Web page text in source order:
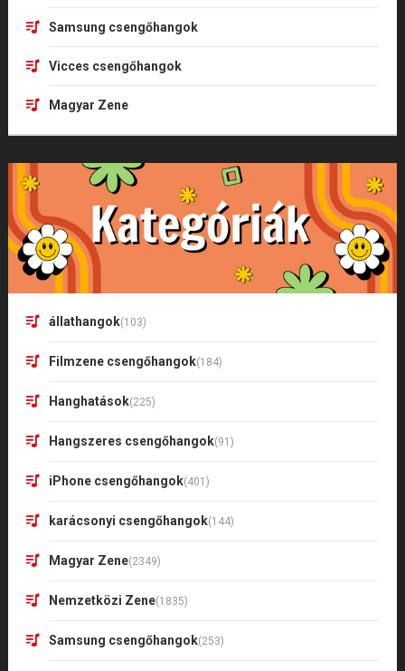
Samsung csengőhangok
Vicces csengőhangok
Magyar Zene
állathangok(103)
Filmzene csengőhangok(184)
Hanghatások(225)
Hangszeres csengőhangok(91)
iPhone csengőhangok(401)
karácsonyi csengőhangok(144)
Magyar Zene(2349)
Nemzetközi Zene(1835)
Samsung csengőhangok(253)